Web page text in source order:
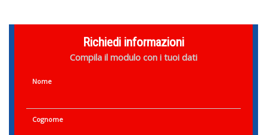
Richiedi informazioni
Compila il modulo con i tuoi dati
Nome
Cognome